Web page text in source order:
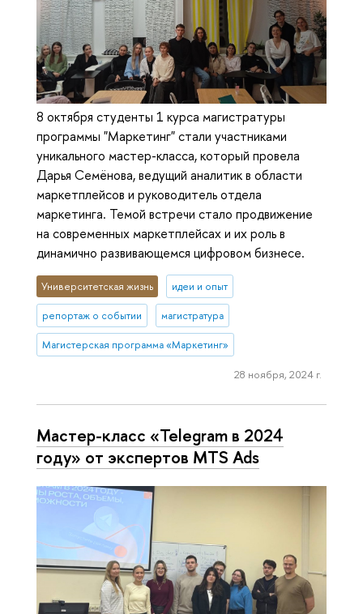
8 октября студенты 1 курса магистратуры
программы "Маркетинг" стали участниками
уникального мастер-класса, который провела
Дарья Семёнова, ведущий аналитик в области
маркетплейсов и руководитель отдела
маркетинга. Темой встречи стало продвижение
на современных маркетплейсах и их роль в
динамично развивающемся цифровом бизнесе.
Университетская жизнь идеи и опыт
репортаж о событии магистратура
Магистерская программа «Маркетинг»
28 ноября, 2024 г.
Мастер-класс «Telegram в 2024
году» от экспертов MTS Ads